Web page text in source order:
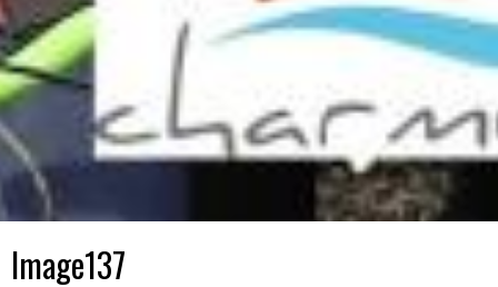
Image137